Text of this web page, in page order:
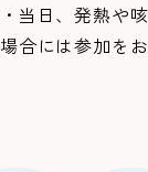
・当日、発熱や
場合には参加を